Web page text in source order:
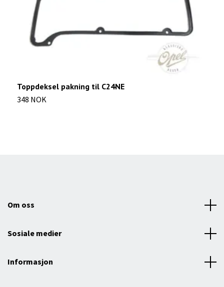
Toppdeksel pakning til C24NE
348 NOK
Om oss
Sosiale medier
Informasjon